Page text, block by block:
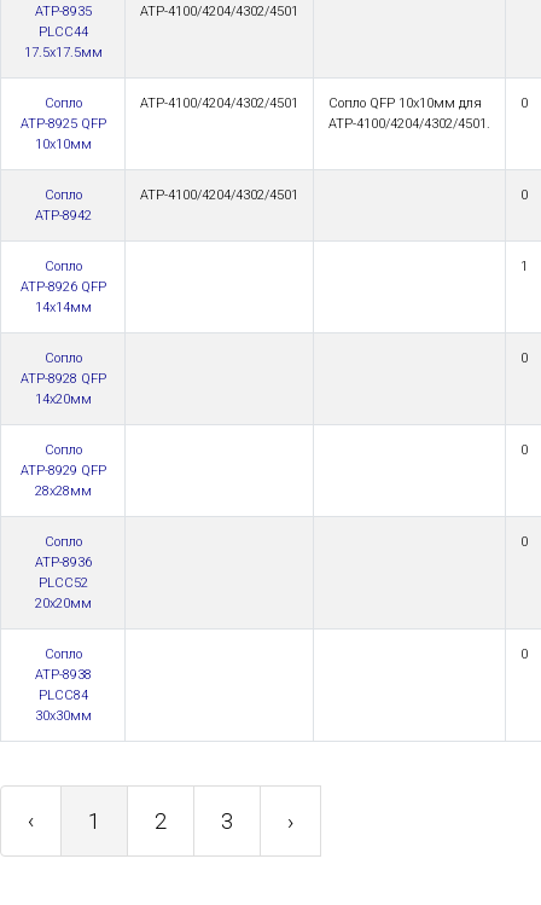
АТР-8935
PLCC44
17.5x17.5мм
АТР-4100/4204/4302/4501
Сопло
АТР-8925 QFP
10x10мм
АТР-4100/4204/4302/4501
Сопло QFP 10x10мм для
АТР-4100/4204/4302/4501.
0
Сопло
АТР-8942
АТР-4100/4204/4302/4501 0
Сопло
АТР-8926 QFP
14x14мм
1
Сопло
АТР-8928 QFP
14x20мм
0
Сопло
АТР-8929 QFP
28x28мм
0
Сопло
АТР-8936
PLCC52
20x20мм
0
Сопло
АТР-8938
PLCC84
30x30мм
0
‹ 1 2 3 ›